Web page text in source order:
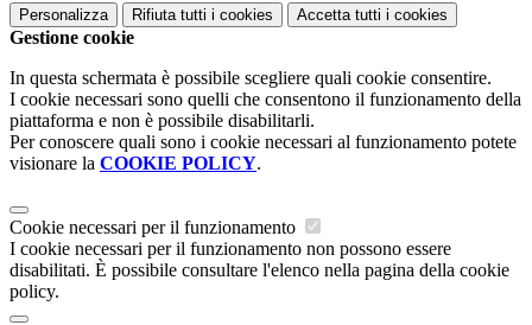
Personalizza Rifiuta tutti i cookies Accetta tutti i cookies
Gestione cookie
In questa schermata è possibile scegliere quali cookie consentire.
I cookie necessari sono quelli che consentono il funzionamento della
piattaforma e non è possibile disabilitarli.
Per conoscere quali sono i cookie necessari al funzionamento potete
visionare la COOKIE POLICY.
Cookie necessari per il funzionamento
I cookie necessari per il funzionamento non possono essere
disabilitati. È possibile consultare l'elenco nella pagina della cookie
policy.